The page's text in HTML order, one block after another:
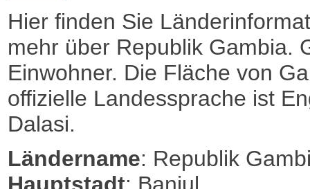
Hier finden Sie
mehr über Republik Gambia.
Einwohner. Die Fläche von
offizielle Landessprache ist
Dalasi.
Ländername: Republik